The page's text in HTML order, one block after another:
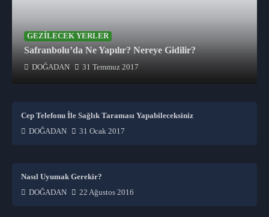
GEZILECEK YERLER
Safranbolu’da Ne Yapılır? Nereye Gidilir?
DOĞADAN 31 Temmuz 2017
Cep Telefonu İle Sağlık Taraması Yapabileceksiniz
DOĞADAN 31 Ocak 2017
Nasıl Uyumak Gerekir?
DOĞADAN 22 Ağustos 2016